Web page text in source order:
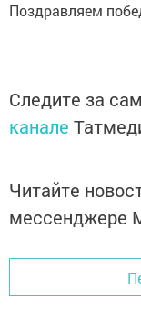
Поздравляем
Следите за
канале
Читайте
мессенджере